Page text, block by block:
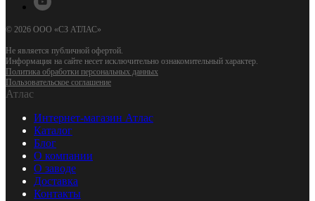
© 2026 ООО «СЗ АТЛАС»
Не является публичной офертой.
Информация на сайте несет исключительно ознакомительный характер.
Политика обработки персональных данных
Пользовательское соглашение
Атлас
Интернет-магазин Атлас
Каталог
Блог
О компании
О заводе
Доставка
Контакты